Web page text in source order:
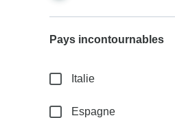
Pays incontournables
Italie
Espagne